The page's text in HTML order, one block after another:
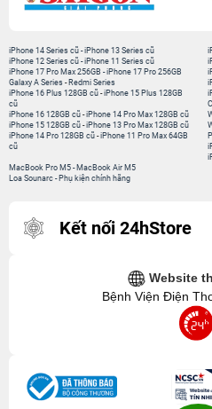
iPhone 14 Series cũ -iPhone 13 Series cũ
iPhone 12 Series cũ -iPhone 11 Series cũ
iPhone 17 Pro Max 256GB -iPhone 17 Pro 256GB
Galaxy A Series - Redmi Series
iPhone 16 Plus 128GB cũ -iPhone 15 Plus 128GB
cũ
iPhone 16 128GB cũ -iPhone 14 Pro Max 128GB cũ
iPhone 15 128GB cũ -iPhone 13 Pro Max 128GB cũ
iPhone 14 Pro 128GB cũ -iPhone 11 Pro Max 64GB
cũ
MacBook Pro M5 - MacBook Air M5
Loa Sounarc - Phụ kiện chính hãng
Kết nối 24hStore
Website
Bệnh Viện Điện